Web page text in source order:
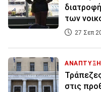
των
27 Σεπ
ΑΝΑΠΤΥΞΗ
στις